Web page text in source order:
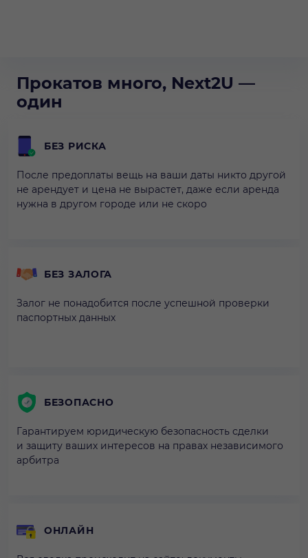
Прокатов много, Next2U —
один
БЕЗ РИСКА
После предоплаты вещь на ваши даты никто другой
не арендует и цена не вырастет, даже если аренда
нужна в другом городе или не скоро
БЕЗ ЗАЛОГА
Залог не понадобится после успешной проверки
паспортных данных
БЕЗОПАСНО
Гарантируем юридическую безопасность сделки
и защиту ваших интересов на правах независимого
арбитра
ОНЛАЙН